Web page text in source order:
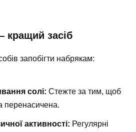
кращий засіб
запобігти набрякам:
солі: Стежте за тим, щоб
перенасичена.
активності: Регулярні